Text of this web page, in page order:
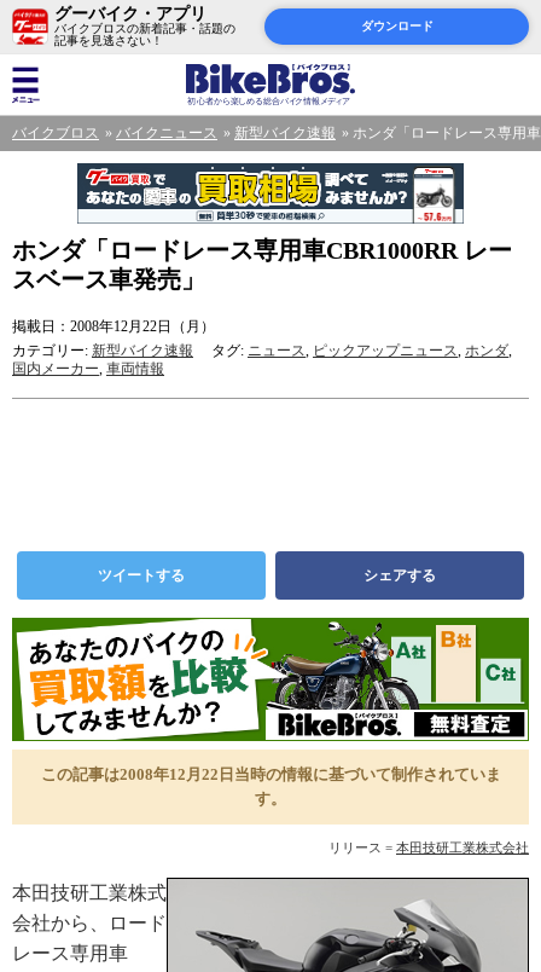
グーバイク・アプリ
バイクブロスの新着記事・話題の
記事を見逃さない！
ダウンロード
バイクブロス バイクニュース 新型バイク速報 ホンダ「ロードレース専用
ホンダ「ロードレース専用車CBR1000RR レー
スベース車発売」
掲載日：2008年12月22日（月）
カテゴリー: 新型バイク速報 タグ: ニュース, ピックアップニュース, ホンダ,
国内メーカー, 車両情報
ツイートする シェアする
この記事は2008年12月22日当時の情報に基づいて制作されていま
す。
リリース = 本田技研工業株式会社
本田技研工業株式
会社から、ロード
レース専用車